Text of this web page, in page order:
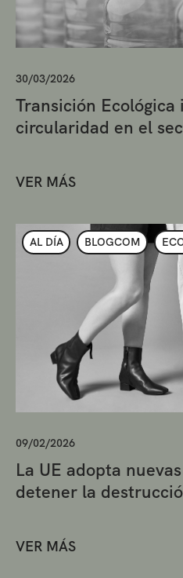
30/03/2026
Transición Ecológica
circularidad en el
VER MÁS
AL DÍA BLOGCOM
09/02/2026
La UE adopta
detener la
VER MÁS